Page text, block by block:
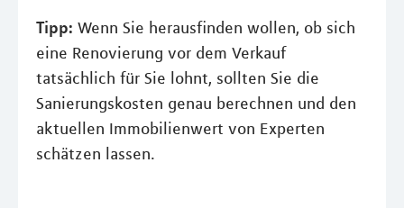
Tipp: Wenn Sie herausfinden wollen, ob sich
eine Renovierung vor dem Verkauf
tatsächlich für Sie lohnt, sollten Sie die
Sanierungskosten genau berechnen und den
aktuellen Immobilienwert von Experten
schätzen lassen.